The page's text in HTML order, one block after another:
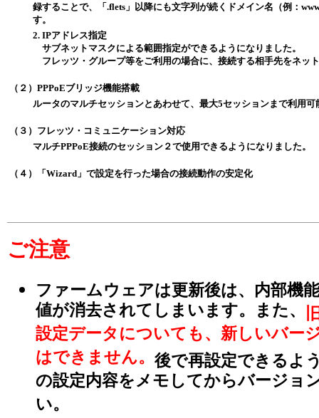
録することで、「.flets」以降にも文字列が続くドメイン名（例：
す。
2. IPアドレス指定
サブネットマスクによる範囲指定ができるようになりました。
フレッツ・グループ等をご利用の場合に、接続する相手先をネッ
（２）PPPoEブリッジ機能搭載
ルータのマルチセッションとあわせて、最大5セッションまで利用可
（３）フレッツ・コミュニケーション対応
マルチPPPoE接続のセッション２で使用できるようになりました。
（４）「Wizard」で設定を行った場合の接続動作の安定化
ご注意
ファームウェアは更新後は、内部機
値が消去されてしまいます。また、
設定データについても、新しいバー
はできません。 後で再設定できるよ
の設定内容をメモしてからバージョ
い。